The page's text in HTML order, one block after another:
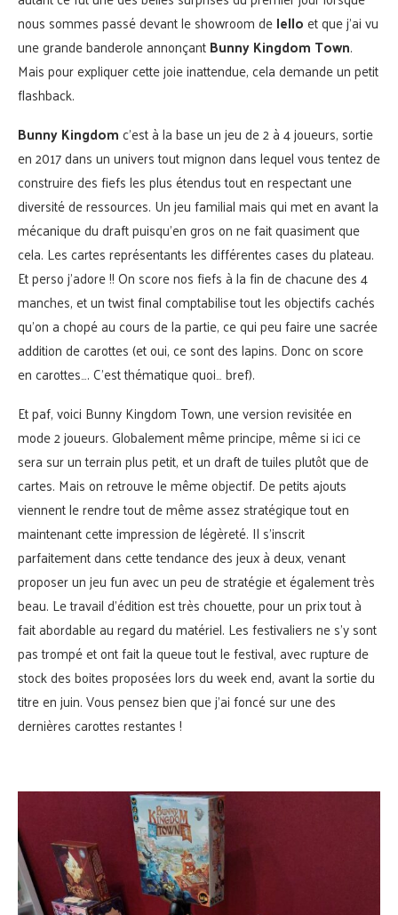
nous sommes passé devant le showroom deIelloet que j’ai vu
une grande banderole annonçantBunny Kingdom Town.
Mais pour expliquer cette joie inattendue, cela demande un petit
flashback.
Bunny Kingdomc’est à la base un jeu de 2 à 4 joueurs, sortie
en 2017 dans un univers tout mignon dans lequel vous tentez de
construire des fiefs les plus étendus tout en respectant une
diversité de ressources. Un jeu familial mais qui met en avant la
mécanique du draft puisqu’en gros on ne fait quasiment que
cela. Les cartes représentants les différentes cases du plateau.
Et perso j’adore !! On score nos fiefs à la fin de chacune des 4
manches, et un twist final comptabilise tout les objectifs cachés
qu’on a chopé au cours de la partie, ce qui peu faire une sacrée
addition de carottes (et oui, ce sont des lapins. Donc on score
en carottes…. C’est thématique quoi… bref).
Et paf, voici Bunny Kingdom Town, une version revisitée en
mode 2 joueurs. Globalement même principe, même si ici ce
sera sur un terrain plus petit, et un draft de tuiles plutôt que de
cartes. Mais on retrouve le même objectif. De petits ajouts
viennent le rendre tout de même assez stratégique tout en
maintenant cette impression de légèreté. Il s’inscrit
parfaitement dans cette tendance des jeux à deux, venant
proposer un jeu fun avec un peu de stratégie et également très
beau. Le travail d’édition est très chouette, pour un prix tout à
fait abordable au regard du matériel. Les festivaliers ne s’y sont
pas trompé et ont fait la queue tout le festival, avec rupture de
stock des boites proposées lors du week end, avant la sortie du
titre en juin. Vous pensez bien que j’ai foncé sur une des
dernières carottes restantes !